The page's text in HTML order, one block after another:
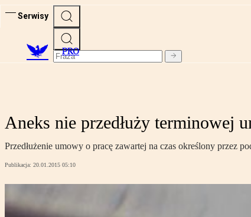
Serwisy
PRO
Aneks nie przedłuży terminowej
Przedłużenie umowy o pracę zawartej na czas określony przez
Publikacja: 20.01.2015 05:10